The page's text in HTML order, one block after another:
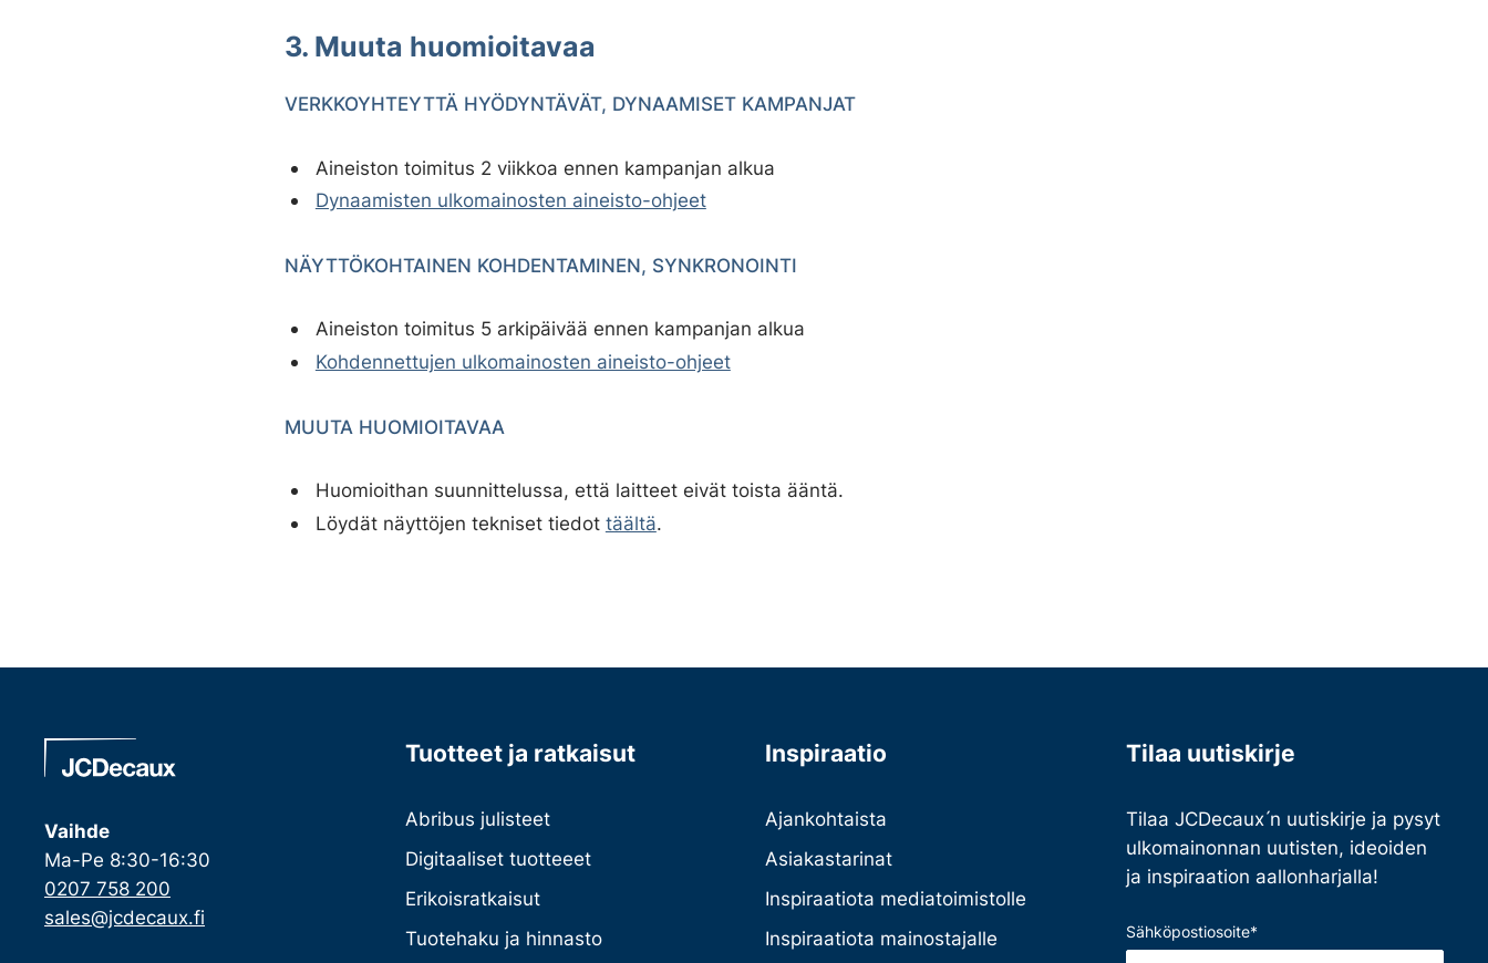
3. Muuta huomioitavaa
VERKKOYHTEYTTÄ HYÖDYNTÄVÄT, DYNAAMISET KAMPANJAT
Aineiston toimitus 2 viikkoa ennen kampanjan alkua
Dynaamisten ulkomainosten aineisto-ohjeet
NÄYTTÖKOHTAINEN KOHDENTAMINEN, SYNKRONOINTI
Aineiston toimitus 5 arkipäivää ennen kampanjan alkua
Kohdennettujen ulkomainosten aineisto-ohjeet
MUUTA HUOMIOITAVAA
Huomioithan suunnittelussa, että laitteet eivät toista ääntä.
Löydät näyttöjen tekniset tiedot täältä.
Vaihde
Ma-Pe 8:30-16:30
0207 758 200
sales@jcdecaux.fi
Tuotteet ja ratkaisut
Abribus julisteet
Digitaaliset tuotteeet
Erikoisratkaisut
Tuotehaku ja hinnasto
Inspiraatio
Ajankohtaista
Asiakastarinat
Inspiraatiota mediatoimistolle
Inspiraatiota mainostajalle
Tilaa uutiskirje
Tilaa JCDecaux ́n uutiskirje ja pysyt
ulkomainonnan uutisten, ideoiden
ja inspiraation aallonharjalla!
Sähköpostiosoite*